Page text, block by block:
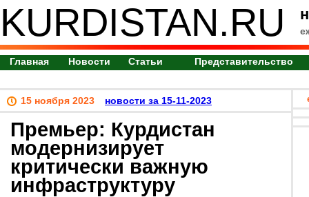
KURDISTAN.RU
Главная Новости Статьи Представительство
15 ноября 2023 новости за 15-11-2023
Премьер: Курдистан
модернизирует
критически важную
инфраструктуру